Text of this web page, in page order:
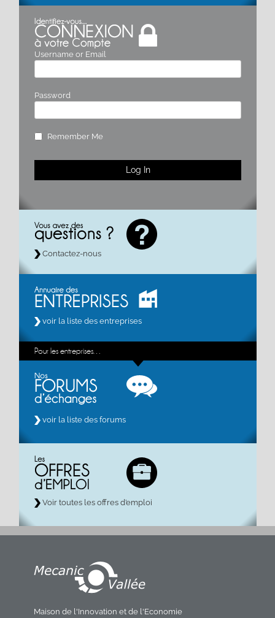
Username or Email
Password
Remember Me
Contactez-nous
voir la liste des entreprises
Pour les entreprises…
voir la liste des forums
Voir toutes les offres d’emploi
Maison de l'Innovation et de l'Economie